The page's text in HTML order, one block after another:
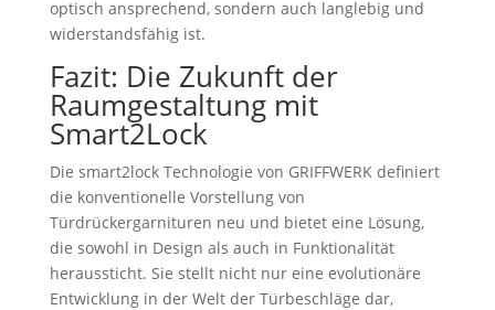
optisch ansprechend, sondern auch langlebig und
widerstandsfähig ist.
Fazit: Die Zukunft der
Raumgestaltung mit
Smart2Lock
Die smart2lock Technologie von GRIFFWERK definiert
die konventionelle Vorstellung von
Türdrückergarnituren neu und bietet eine Lösung,
die sowohl in Design als auch in Funktionalität
heraussticht. Sie stellt nicht nur eine evolutionäre
Entwicklung in der Welt der Türbeschläge dar,